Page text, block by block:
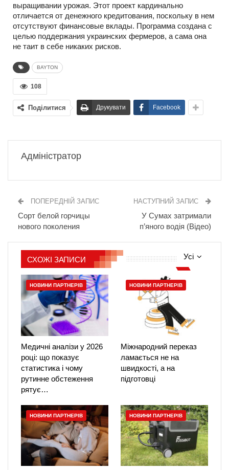
выращивании урожая. Этот проект кардинально
отличается от денежного кредитования, поскольку в нем
отсутствуют финансовые вклады. Программа создана с
целью поддержания украинских фермеров, а сама она
не таит в себе никаких рисков.
BAYTON
108
Поділитися Друкувати Facebook
Адміністратор
ПОПЕРЕДНІЙ ЗАПИС
Сорт белой горчицы
нового поколения
НАСТУПНИЙ ЗАПИС
У Сумах затримали
п’яного водія (Відео)
Усі
СХОЖІ ЗАПИСИ
НОВИНИ ПАРТНЕРІВ
Медичні аналізи у 2026
році: що показує
статистика і чому
рутинне обстеження
рятує…
НОВИНИ ПАРТНЕРІВ
Міжнародний переказ
ламається не на
швидкості, а на
підготовці
НОВИНИ ПАРТНЕРІВ НОВИНИ ПАРТНЕРІВ